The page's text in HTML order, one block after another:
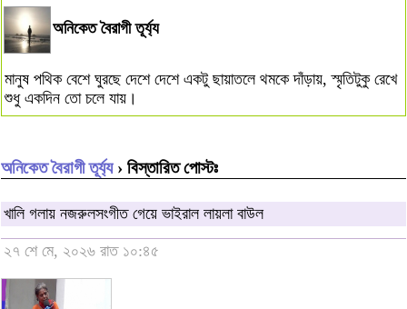
অনিকেত বৈরাগী তূর্য্য
মানুষ পথিক বেশে ঘুরছে দেশে দেশে একটু ছায়াতলে থমকে দাঁড়ায়, স্মৃতিটুকু রেখে
শুধু একদিন তো চলে যায়।
অনিকেত বৈরাগী তূর্য্য › বিস্তারিত পোস্টঃ
খালি গলায় নজরুলসংগীত গেয়ে ভাইরাল লায়লা বাউল
২৭ শে মে, ২০২৬ রাত ১০:৪৫